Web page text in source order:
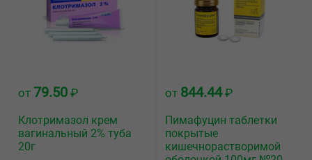
от 79.50 ₽
Клотримазол крем
вагинальный 2% туба
20г
от 844.44₽
Пимафуцин таблетки
покрытые
кишечнорастворимой